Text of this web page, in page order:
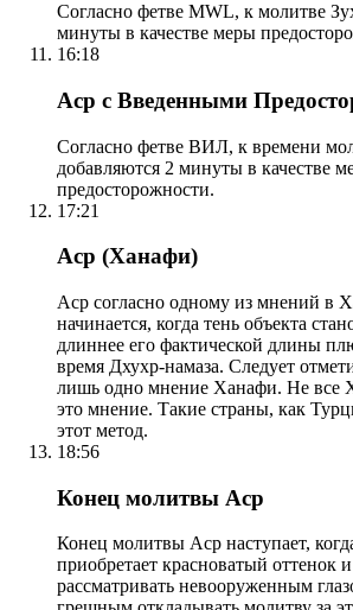
Согласно фетве MWL, к молитве
минуты в качестве меры
16:18
Аср с Введенными
Согласно фетве ВИЛ, к времени
добавляются 2 минуты в качестве
предосторожности.
17:21
Аср (Ханафи)
Аср согласно одному из мнений в
начинается, когда тень объекта
длиннее его фактической длины
время Дхухр-намаза. Следует
лишь одно мнение Ханафи. Не все
это мнение. Такие страны, как
этот метод.
18:56
Конец молитвы Аср
Конец молитвы Аср наступает,
приобретает красноватый оттенок
рассматривать невооруженным